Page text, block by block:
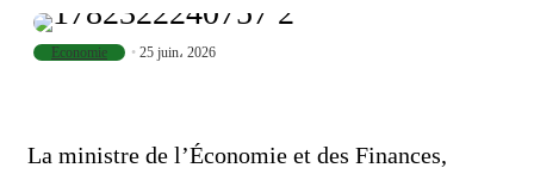
Economie 25 juin، 2026
La ministre de l’Économie et des Finances,